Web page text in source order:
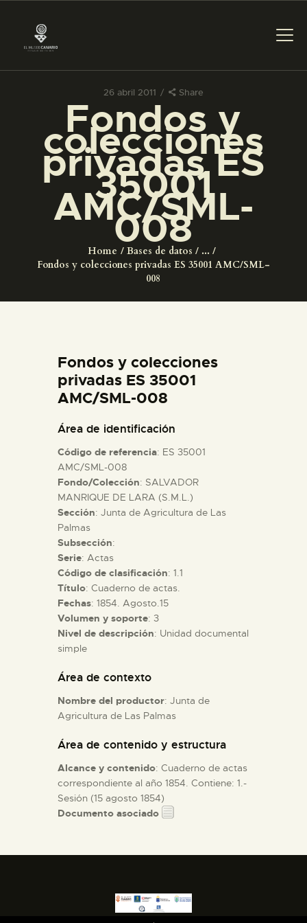
26 abril 2011 Share
Fondos y
colecciones
privadas ES
35001
AMC/SML-
008
Home Bases de datos
...
Fondos y colecciones privadas ES 35001 AMC/SML-
008
PREPARAR LA VISITA
ACTIVIDADES
█
EL MUSEO
COLECCIONES
ESPAÑOL
PREPARAR LA VISITA
█
EL MUSEO
COLECCIONES
DIDÁCTICA
ESPAÑOL
Fondos y colecciones
privadas ES 35001
AMC/SML-008
Área de identificación
Código de referencia: ES 35001
AMC/SML-008
Fondo/Colección: SALVADOR
MANRIQUE DE LARA (S.M.L.)
Sección: Junta de Agricultura de Las
Palmas
Subsección:
Serie: Actas
Código de clasificación: 1.1
Título: Cuaderno de actas.
Fechas: 1854. Agosto.15
Volumen y soporte: 3
Nivel de descripción: Unidad documental
simple
Área de contexto
Nombre del productor: Junta de
Agricultura de Las Palmas
Área de contenido y estructura
Alcance y contenido: Cuaderno de actas
correspondiente al año 1854. Contiene: 1.-
Sesión (15 agosto 1854)
Documento asociado